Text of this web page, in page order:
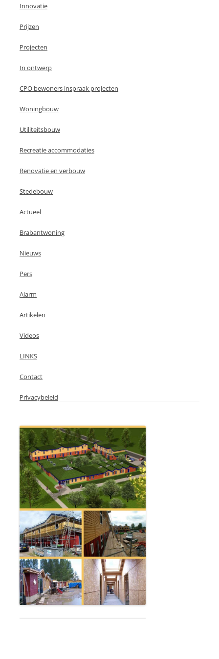
Innovatie
Prijzen
Projecten
In ontwerp
CPO bewoners inspraak projecten
Woningbouw
Utiliteitsbouw
Recreatie accommodaties
Renovatie en verbouw
Stedebouw
Actueel
Brabantwoning
Nieuws
Pers
Alarm
Artikelen
Videos
LINKS
Contact
Privacybeleid